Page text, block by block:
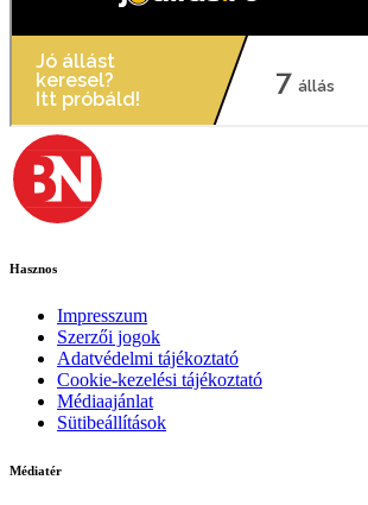
Hasznos
Impresszum
Szerzői jogok
Adatvédelmi tájékoztató
Cookie-kezelési tájékoztató
Médiaajánlat
Sütibeállítások
Médiatér